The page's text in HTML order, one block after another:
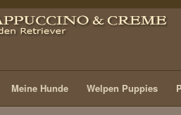
Meine Hunde Welpen Puppies